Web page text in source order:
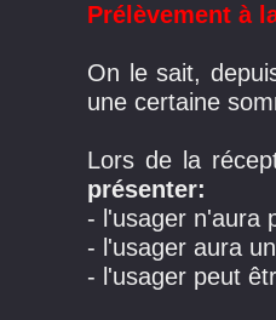
Prélèvement à
On le sait,
une certaine
Lors de la
présenter:
- l'usager n'aura
- l'usager aura
- l'usager peut